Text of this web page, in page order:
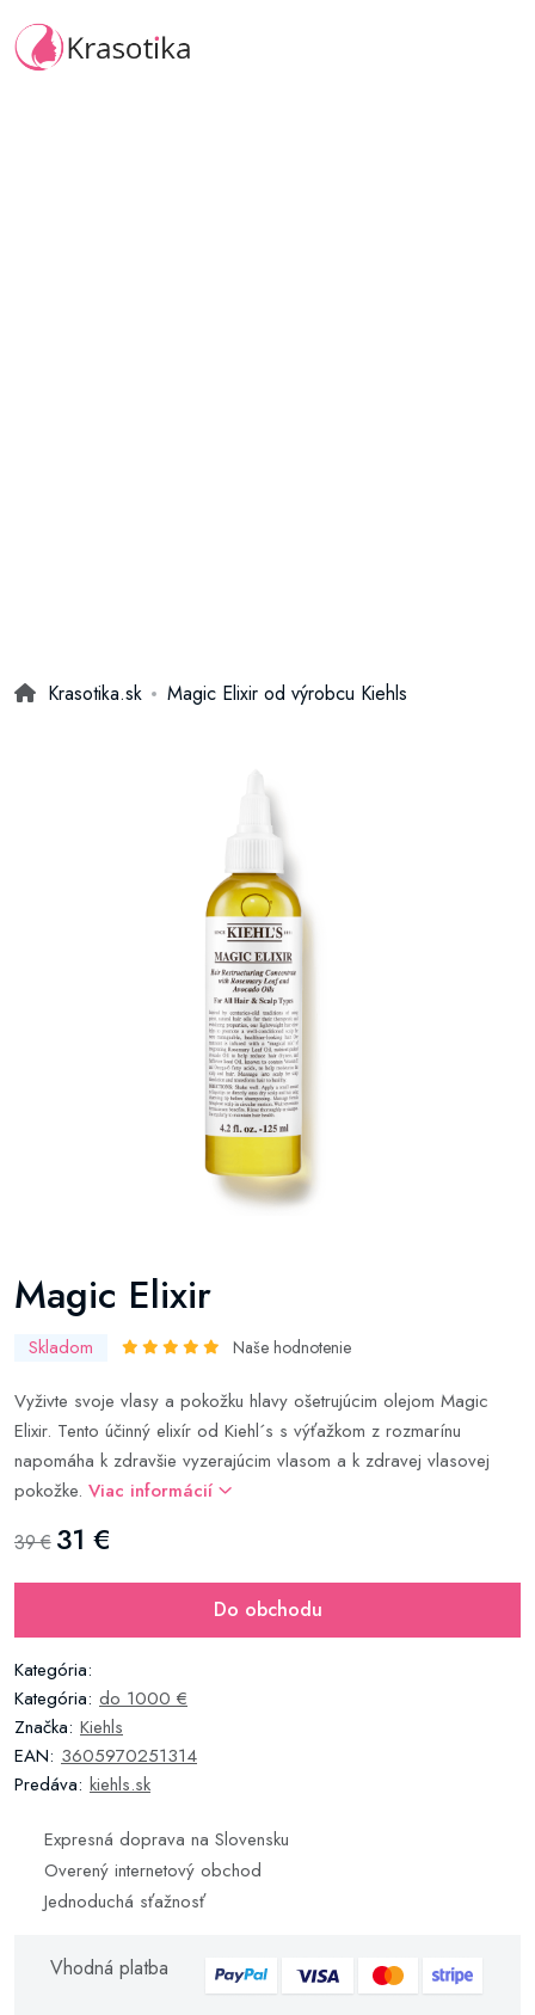
Krasotika.sk Magic Elixir od výrobcu Kiehls
Magic Elixir
Skladom Naše hodnotenie
Vyživte svoje vlasy a pokožku hlavy ošetrujúcim olejom Magic
Elixir. Tento účinný elixír od Kiehl´s s výťažkom z rozmarínu
napomáha k zdravšie vyzerajúcim vlasom a k zdravej vlasovej
pokožke. Viac informácií
39 € 31 €
Do obchodu
Kategória:
Kategória: do 1000 €
Značka: Kiehls
EAN: 3605970251314
Predáva: kiehls.sk
Expresná doprava na Slovensku
Overený internetový obchod
Jednoduchá sťažnosť
Vhodná platba